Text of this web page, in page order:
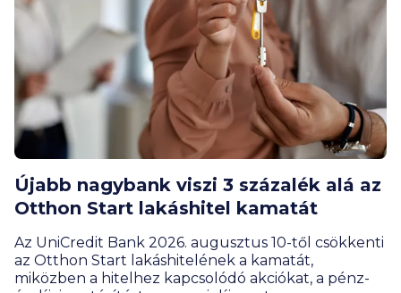
Újabb nagybank viszi 3 százalék alá az
Otthon Start lakáshitel kamatát
Az UniCredit Bank 2026. augusztus 10-től csökkenti
az Otthon Start lakáshitelének a kamatát,
miközben a hitelhez kapcsolódó akciókat, a pénz-